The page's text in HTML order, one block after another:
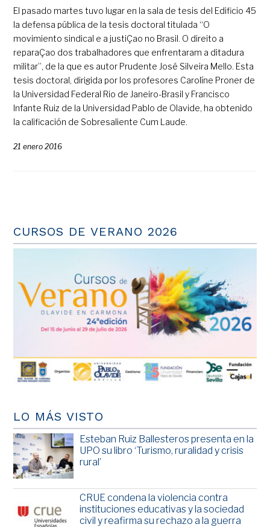
El pasado martes tuvo lugar en la sala de tesis del Edificio 45
la defensa pública de la tesis doctoral titulada “O
movimiento sindical e a justiÇao no Brasil. O direito a
reparaÇao dos trabalhadores que enfrentaram a ditadura
militar”, de la que es autor Prudente José Silveira Mello. Esta
tesis doctoral, dirigida por los profesores Carolíne Proner de
la Universidad Federal Rio de Janeiro-Brasil y Francisco
Infante Ruiz de la Universidad Pablo de Olavide, ha obtenido
la calificación de Sobresaliente Cum Laude.
21 enero 2016
CURSOS DE VERANO 2026
LO MÁS VISTO
Esteban Ruiz Ballesteros presenta en la
UPO su libro ‘Turismo, ruralidad y crisis
rural’
CRUE condena la violencia contra
instituciones educativas y la sociedad
civil y reafirma su rechazo a la guerra